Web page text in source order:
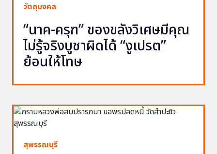
วัตถุมงคล
“นาค-ครุฑ” ของขลังวิเศษมีคุณ
ไม่รู้จริงบูชาผิดได้ “งูเปรต”
ย้อนให้โทษ
สุพรรณบุรี